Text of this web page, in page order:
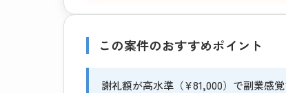
この案件のおすすめポイント
謝礼額が高水準（¥81,000）で副業感